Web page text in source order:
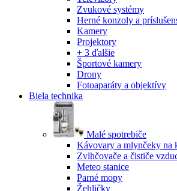
Zvukové systémy
Herné konzoly a
Kamery
Projektory
+ 3 ďalšie
Športové kamery
Drony
Fotoaparáty a objektívy
Biela technika
Malé spotrebiče
Kávovary a mlynčeky na
Zvlhčovače a čističe
Meteo stanice
Parné mopy
Žehličky